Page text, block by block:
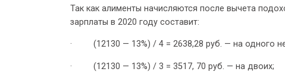
Так как алименты начисляются после вычета
зарплаты в 2020 году составит:
· (12130 — 13%) / 4 = 2638,28 руб. — на одного
· (12130 — 13%) / 3 = 3517, 70 руб. — на двоих;